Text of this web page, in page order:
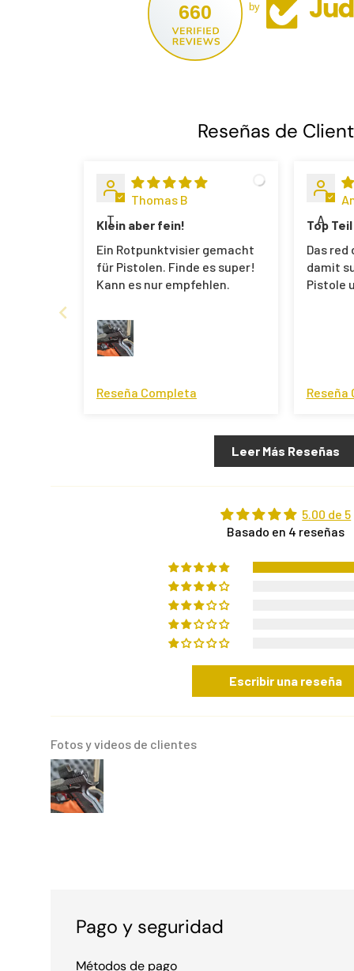
660 by
Reseñas de
T
Thomas B
Klein aber fein!
Ein Rotpunktvisier gemacht
für Pistolen. Finde es super!
Kann es nur empfehlen.
Reseña Completa
A
Top Teil
Das
damit
Pistole
Reseña
Leer Más Reseñas
5.00 de 5
Basado en 4 reseñas
Escribir una reseña
Fotos y videos de clientes
Pago y seguridad
Métodos de pago